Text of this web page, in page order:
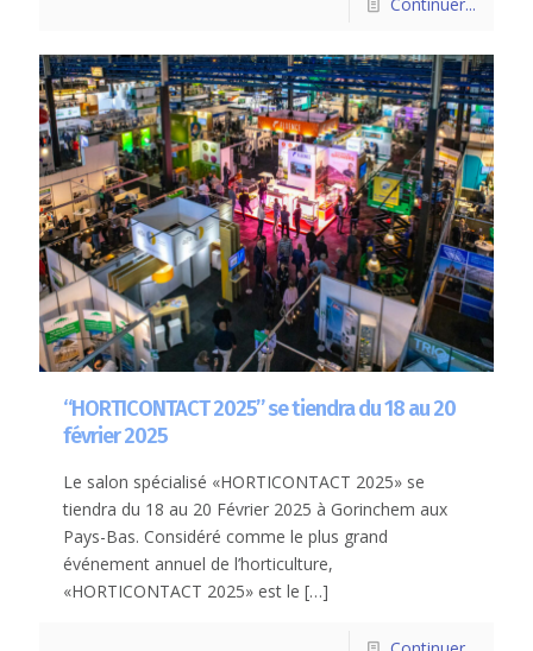
“HORTICONTACT 2025” se tiendra du 18 au 20
février 2025
Le salon spécialisé «HORTICONTACT 2025» se
tiendra du 18 au 20 Février 2025 à Gorinchem aux
Pays-Bas. Considéré comme le plus grand
événement annuel de l’horticulture,
«HORTICONTACT 2025» est le […]